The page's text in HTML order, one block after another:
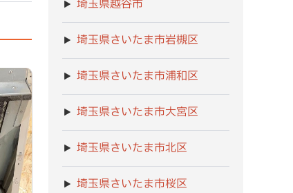
埼玉県越谷市
埼玉県さいたま市岩槻区
埼玉県さいたま市浦和区
埼玉県さいたま市大宮区
埼玉県さいたま市北区
埼玉県さいたま市桜区